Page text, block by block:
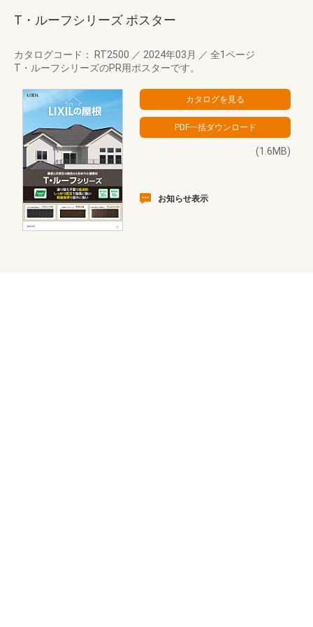
T・ルーフシリーズ ポスター
カタログコード： RT2500 ／ 2024年03月 ／ 全1ページ
T・ルーフシリーズのPR用ポスターです。
(1.6MB)
お知らせ表示